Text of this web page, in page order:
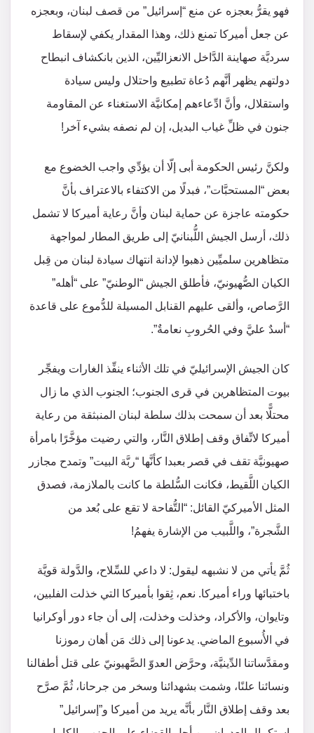
فهو يقرُّ بعجزه عن منع “إسرائيل” من قصف لبنان، وبعجزه
عن جعل أميركا تمنع ذلك، وهذا المقدار يكفي لإسقاط
سرديَّة صهاينة الدَّاخل الانعزاليِّين، الذين بانكشاف انبطاح
دولتهم يظهر أنَّهم دُعاة تطبيع واحتلال وليس سيادة
واستقلال، وأنَّ ادِّعاءهم إمكانيَّة الاستغناء عن المقاومة
جنون في ظلِّ غياب البديل، إن لم نصفه بشيء آخر!
ولكنَّ رئيس الحكومة أبى إلّا أن يؤدِّي واجب الخضوع مع
بعض “المستحبَّات”، فبدلًا من الاكتفاء بالاعتراف بأنَّ
حكومته عاجزة عن حماية لبنان وأنَّ رعاية أميركا لا تشمل
ذلك، أرسل الجيش اللُّبنانيّ إلى طريق المطار لمواجهة
متظاهرين سلميِّين ذهبوا لإدانة انتهاك سيادة لبنان من قِبل
الكيان الصُّهيونيّ، فأطلق الجيش “الوطنيّ” على “أهله”
الرَّصاص، وألقى عليهم القنابل المسيلة للدُّموع على قاعدة
“أسدٌ عليَّ وفي الحُروبِ نعامةٌ”.
كان الجيش الإسرائيليّ في تلك الأثناء ينفِّذ الغارات ويفجِّر
بيوت المتظاهرين في قرى الجنوب؛ الجنوب الذي ما زال
محتلًّا بعد أن سمحت بذلك سلطة لبنان المنبثقة من رعاية
أميركا لاتِّفاق وقف إطلاق النَّار، والتي رضيت مؤخَّرًا بامرأة
صهيونيَّة تقف في قصر بعبدا كأنَّها “ربَّة البيت” وتمدح مجازر
الكيان اللَّقيط، فكانت السُّلطة ما كانت بالملازمة، فصدق
المثل الأميركيّ القائل: “التُّفاحة لا تقع على بُعد من
الشَّجرة”، واللَّبيب من الإشارة يفهمُ!
ثُمَّ يأتي من لا نشبهه ليقول: لا داعي للسِّلاح، والدَّولة قويَّة
باختبائها وراء أميركا. نعم، ثِقوا بأميركا التي خذلت الفلبين،
وتايوان، والأكراد، وخذلت وخذلت، إلى أن جاء دور أوكرانيا
في الأُسبوع الماضي. يدعونا إلى ذلك مَن أهان رموزنا
ومقدَّساتنا الدِّينيَّة، وحرَّض العدوّ الصَّهيونيّ على قتل أطفالنا
ونسائنا علنًا، وشمت بشهدائنا وسخر من جرحانا، ثُمَّ صرَّح
بعد وقف إطلاق النَّار بأنَّه يريد من أميركا و”إسرائيل”